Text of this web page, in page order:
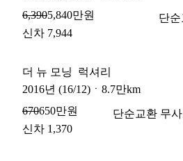
6,3905,840만원 단
신차 7,944
더 뉴 모닝
럭셔리
2016년 (16/12) ㆍ 8.7만km
670650만원 단순교환 무
신차 1,370